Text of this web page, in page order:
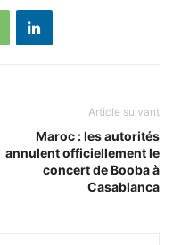
Article suivant
Maroc : les autorités
annulent officiellement le
concert de Booba à
Casablanca